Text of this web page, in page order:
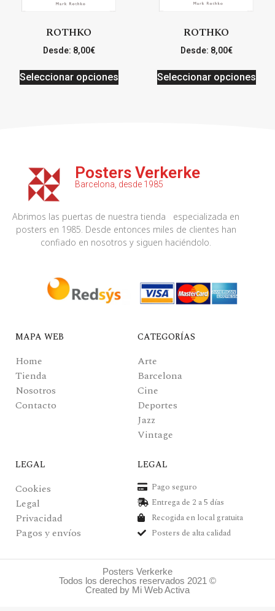
ROTHKO
Desde: 8,00€
Seleccionar opciones
ROTHKO
Desde: 8,00€
Seleccionar opciones
Posters Verkerke
Barcelona, desde 1985
Abrimos las puertas de nuestra tienda especializada en
posters en 1985. Desde entonces miles de clientes han
confiado en nosotros y siguen haciéndolo.
MAPA WEB
Home
Tienda
Nosotros
Contacto
CATEGORÍAS
Arte
Barcelona
Cine
Deportes
Jazz
Vintage
LEGAL
Cookies
Legal
Privacidad
Pagos y envíos
LEGAL
Pago seguro
Entrega de 2 a 5 días
Recogida en local gratuita
Posters de alta calidad
Posters Verkerke
Todos los derechos reservados 2021 ©
Created by Mi Web Activa